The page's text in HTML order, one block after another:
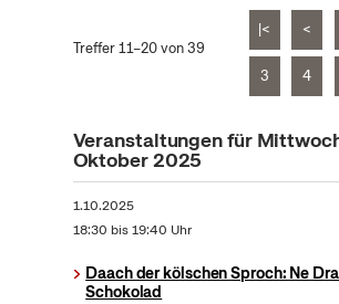
Treffer 11–20 von 39
|< <
3 4
Veranstaltungen für
Oktober 2025
1.10.2025
18:30 bis 19:40 Uhr
Daach der kölschen Sproch: Ne
Schokolad